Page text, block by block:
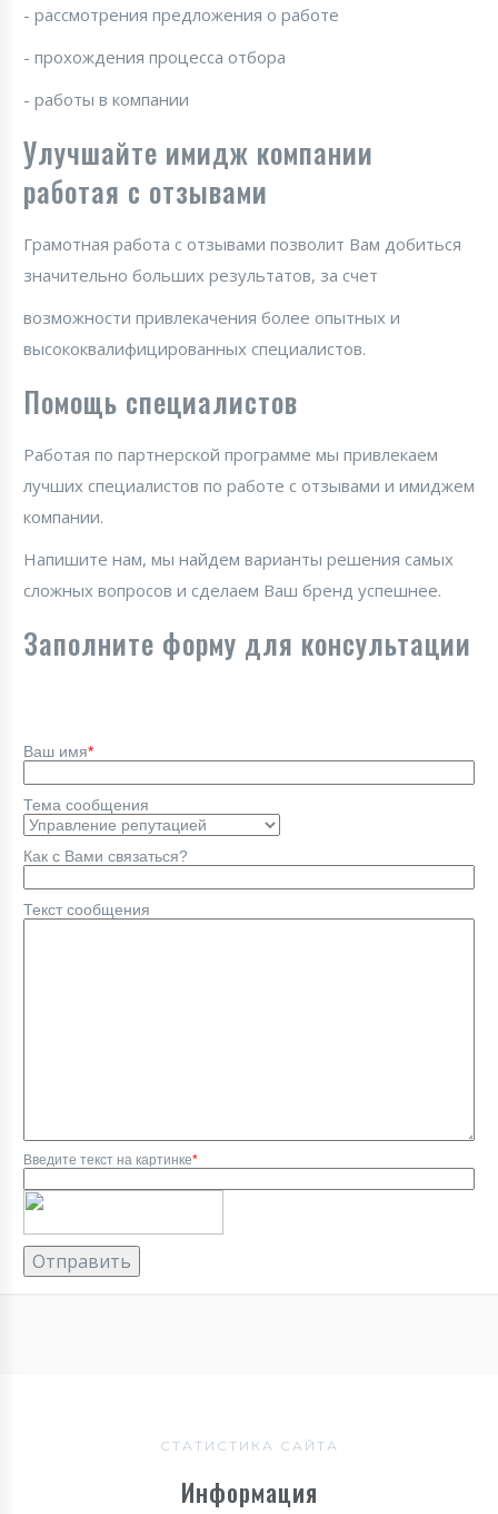
- рассмотрения предложения о работе
- прохождения процесса отбора
- работы в компании
Улучшайте имидж компании
работая с отзывами
Грамотная работа с отзывами позволит Вам добиться
значительно больших результатов, за счет
возможности привлекачения более опытных и
высококвалифицированных специалистов.
Помощь специалистов
Работая по партнерской программе мы привлекаем
лучших специалистов по работе с отзывами и имиджем
компании.
Напишите нам, мы найдем варианты решения самых
сложных вопросов и сделаем Ваш бренд успешнее.
Заполните форму для консультации
Ваш имя*
Тема сообщения
Как с Вами связаться?
Текст сообщения
Введите текст на картинке*
СТАТИСТИКА САЙТА
Информация